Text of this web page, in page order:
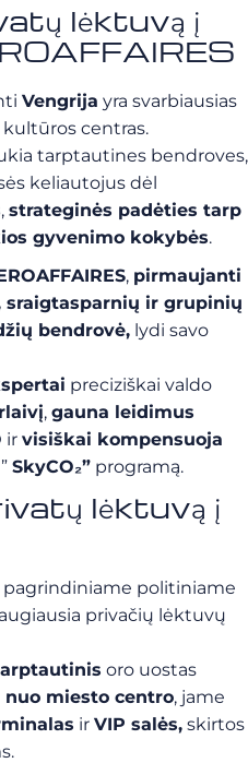
lėktuvą į
Vengrija yra svarbiausias
centras.
tarptautines bendroves,
keliautojus dėl
, strateginės padėties tarp
gyvenimo kokybės.
, pirmaujanti
ir grupinių
bendrovė, lydi savo
preciziškai valdo
, gauna leidimus
ir visiškai kompensuoja
SkyCO₂” programą.
lėktuvą į
pagrindiniame politiniame
privačių lėktuvų
oro uostas
nuo miesto centro, jame
ir VIP salės, skirtos